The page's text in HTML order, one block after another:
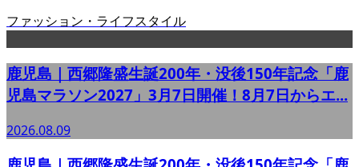
ファッション・ライフスタイル
鹿児島｜西郷隆盛生誕200年・没後150年記念「鹿
児島マラソン2027」3月7日開催！8月7日からエ...
2026.08.09